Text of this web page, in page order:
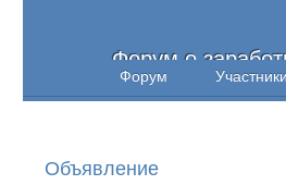
Форум о
Форум Участники
Объявление